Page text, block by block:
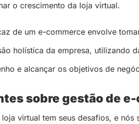
o crescimento da loja virtual.
de um e-commerce envolve
holística da empresa, utilizando
e alcançar os objetivos de
sobre gestão de
virtual tem seus desafios, e nós